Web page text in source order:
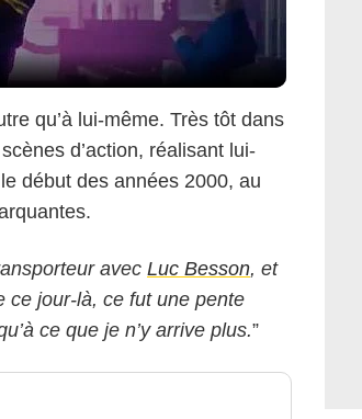
qu’à lui-même. Très tôt dans
d’action, réalisant lui-
début des années 2000, au
avec Luc Besson, et
ce jour-là, ce fut une pente
ce que je n’y arrive plus.”